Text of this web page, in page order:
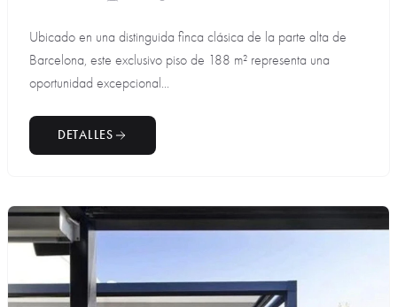
Ubicado en una distinguida finca clásica de la parte alta de
Barcelona, este exclusivo piso de 188 m² representa una
oportunidad excepcional...
DETALLES